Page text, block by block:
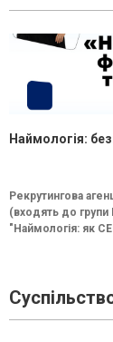
Наймологія:
Рекрутингова
(входять до групи
"Наймологія: як